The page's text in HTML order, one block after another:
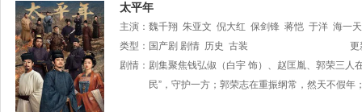
太平年
主演： 魏千翔 朱亚文 倪大红 保剑锋 蒋恺 于洋 海一天
宏伟 尤勇智 尤靖茹 田雷 任宥纶
类型： 国产剧 剧情 历史 古装
更
剧情： 剧集聚焦钱弘俶（白宇 饰）、赵匡胤、郭荣三人
民”，守护一方；郭荣志在重振纲常，然天不假年